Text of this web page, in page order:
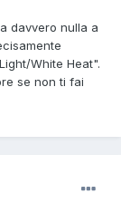
davvero nulla a
White Heat".
se non ti fai